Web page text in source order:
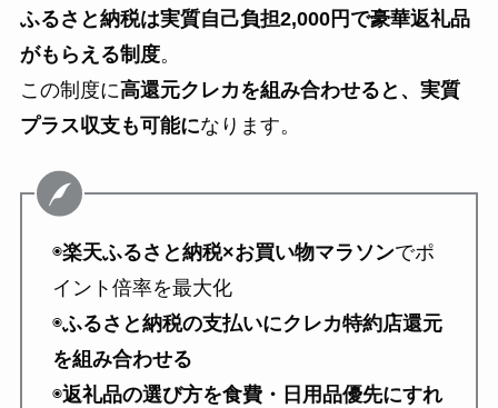
ふるさと納税は実質自己負担2,000円で豪華返礼品
がもらえる制度。
この制度に高還元クレカを組み合わせると、実質
プラス収支も可能になります。
◉楽天ふるさと納税×お買い物マラソンでポ
イント倍率を最大化
◉ふるさと納税の支払いにクレカ特約店還元
を組み合わせる
◉返礼品の選び方を食費・日用品優先にすれ